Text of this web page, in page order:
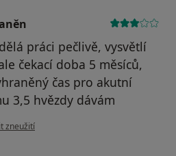
práci pečlivě, vysvětlí
čekací doba 5 měsíců,
čas pro akutní
3,5 hvězdy dávám
uživatele Váš účet byl odstraněn
zneužití